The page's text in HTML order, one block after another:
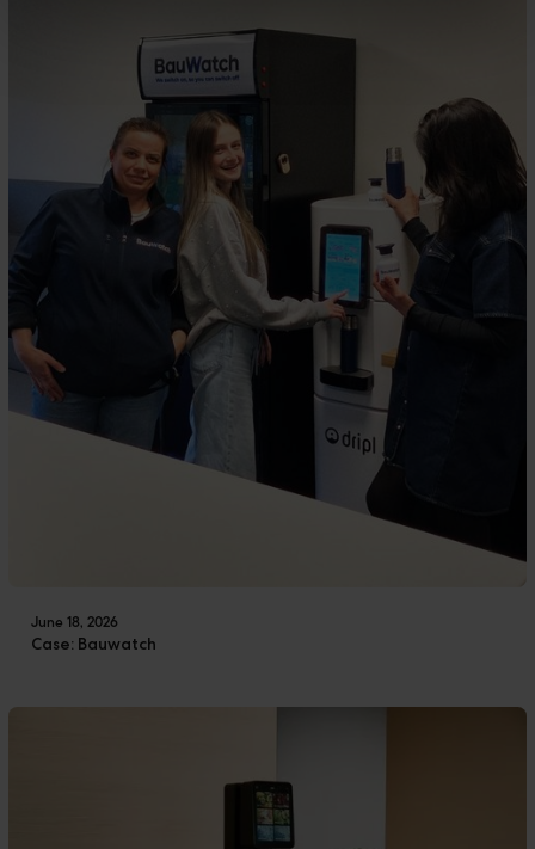
June 18, 2026
Case: Bauwatch